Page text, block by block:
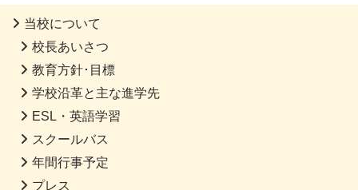
当校について
校長あいさつ
教育方針･目標
学校沿革と主な進学先
ESL・英語学習
スクールバス
年間行事予定
プレス